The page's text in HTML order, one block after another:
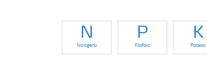
Consejos para la aplicación de
N
Nitrógeno
P
Fósforo
K
Potasio